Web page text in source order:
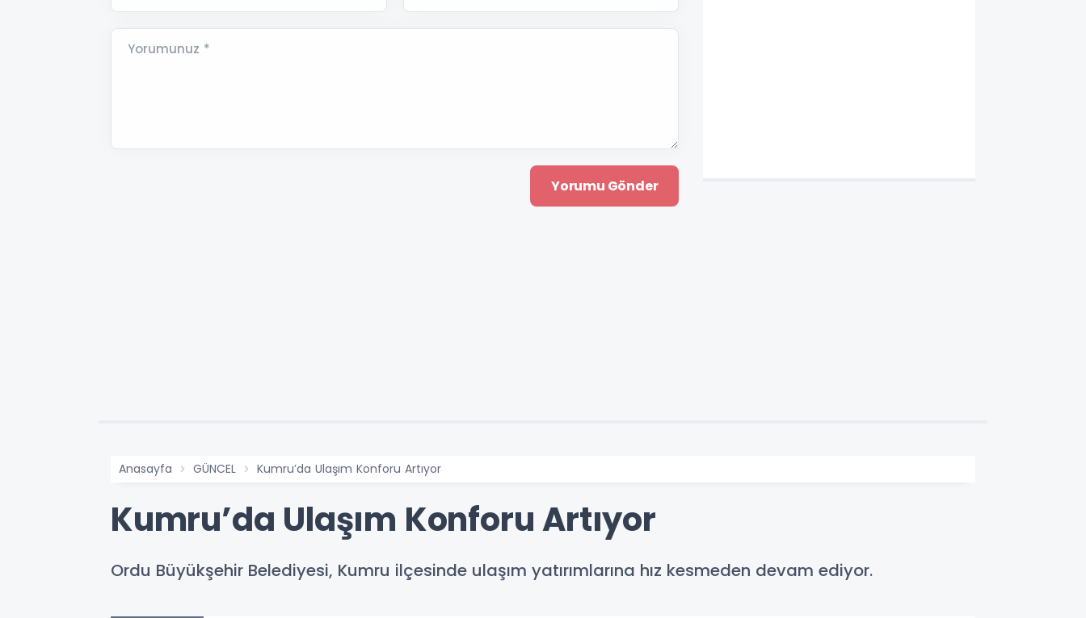
Yorumunuz *
Anasayfa GÜNCEL Kumru’da Ulaşım Konforu Artıyor
Kumru’da Ulaşım Konforu Artıyor
Ordu Büyükşehir Belediyesi, Kumru ilçesinde ulaşım yatırımlarına hız kesmeden devam ediyor.